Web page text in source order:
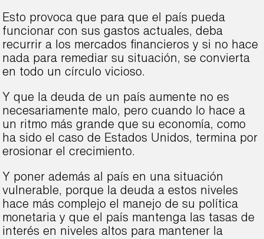
Esto provoca que para que el país pueda
funcionar con sus gastos actuales, deba
recurrir a los mercados financieros y si no hace
nada para remediar su situación, se convierta
en todo un círculo vicioso.
Y que la deuda de un país aumente no es
necesariamente malo, pero cuando lo hace a
un ritmo más grande que su economía, como
ha sido el caso de Estados Unidos, termina por
erosionar el crecimiento.
Y poner además al país en una situación
vulnerable, porque la deuda a estos niveles
hace más complejo el manejo de su política
monetaria y que el país mantenga las tasas de
interés en niveles altos para mantener la